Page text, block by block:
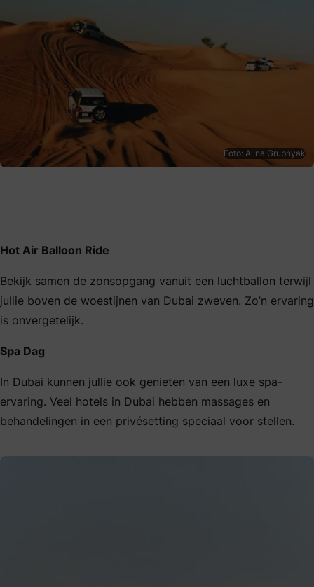
Foto: Alina Grubnyak
Hot Air Balloon Ride
Bekijk samen de zonsopgang vanuit een luchtballon terwijl
jullie boven de woestijnen van Dubai zweven. Zo’n ervaring
is onvergetelijk.
Spa Dag
In Dubai kunnen jullie ook genieten van een luxe spa-
ervaring. Veel hotels in Dubai hebben massages en
behandelingen in een privésetting speciaal voor stellen.